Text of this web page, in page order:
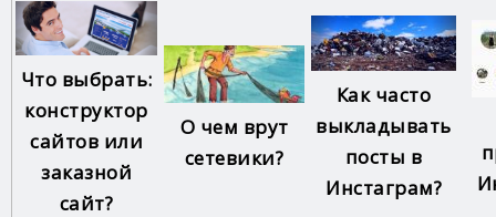
Что выбрать:
конструктор
сайтов или
заказной
сайт?
О чем врут
сетевики?
Как часто
выкладывать
посты в
Инстаграм?